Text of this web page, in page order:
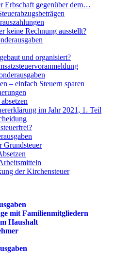
Erbschaft gegenüber dem…
keine Rechnung ausstellt?
und organisiert?
– einfach Steuern sparen
im Jahr 2021, 1. Teil
Grundsteuer
der Kirchensteuer
mit Familienmitgliedern
Haushalt